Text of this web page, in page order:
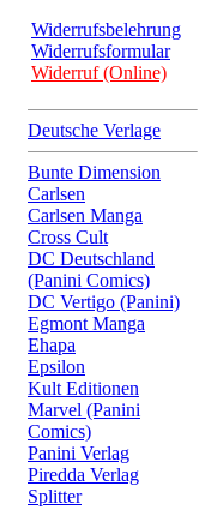
Widerrufsbelehrung
Widerrufsformular
Widerruf (Online)
Deutsche Verlage
Bunte Dimension
Carlsen
Carlsen Manga
Cross Cult
DC Deutschland
(Panini Comics)
DC Vertigo (Panini)
Egmont Manga
Ehapa
Epsilon
Kult Editionen
Marvel (Panini
Comics)
Panini Verlag
Piredda Verlag
Splitter